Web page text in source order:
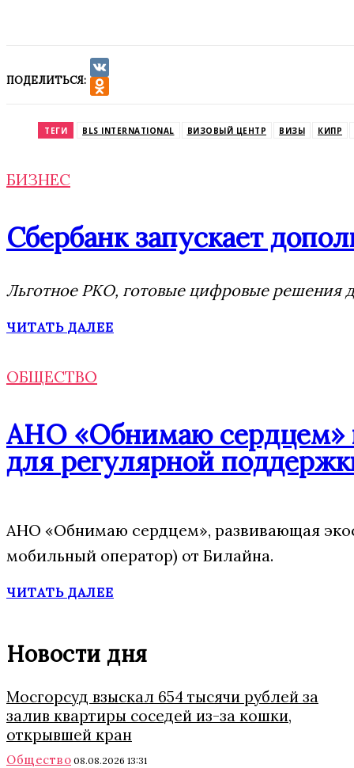
ПОДЕЛИТЬСЯ:
VK
ТЕГИ BLS INTERNATIONAL ВИЗОВЫЙ ЦЕНТР ВИЗЫ КИПР
БИЗНЕС
Сбербанк запускает
Льготное РКО, готовые цифровые решения
ЧИТАТЬ ДАЛЕЕ
ОБЩЕСТВО
АНО «Обнимаю сердцем»
для регулярной
АНО «Обнимаю сердцем», развивающая
мобильный оператор) от Билайна.
ЧИТАТЬ ДАЛЕЕ
Новости дня
Мосгорсуд взыскал 654 тысячи рублей за
залив квартиры соседей из-за кошки,
открывшей кран
Общество 08.08.2026 13:31